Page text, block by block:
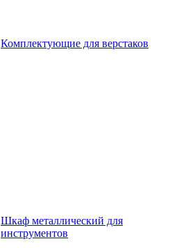
Комплектующие для верстаков
Шкаф металлический для
инструментов